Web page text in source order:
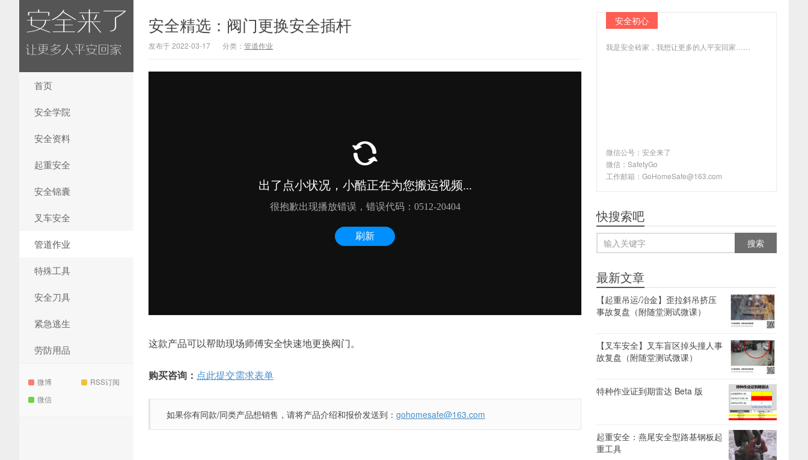
首页
安全学院
安全资料
起重安全
安全锦囊
叉车安全
管道作业
特殊工具
安全刀具
紧急逃生
劳防用品
微博
RSS订阅
微信
安全精选：阀门更换安全插杆
发布于 2022-03-17 分类： 管道作业
这款产品可以帮助现场师傅安全快速地更换阀门。
购买咨询： 点此提交需求表单
如果你有同款/同类产品想销售，请将产品介绍和报价发送到： gohomesafe@163.com
安全初心
我是安全砖家，我想让更多的人平安回家……
微信公号：安全来了
微信：SafetyGo
工作邮箱：GoHomeSafe@163.com
快搜索吧
最新文章
【起重吊运/冶金】歪拉斜吊挤压
事故复盘（附随堂测试微课）
【叉车安全】叉车盲区掉头撞人事
故复盘（附随堂测试微课）
特种作业证到期雷达 Beta 版
起重安全：燕尾安全型路基钢板起
重工具